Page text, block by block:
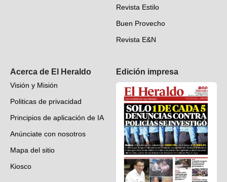
Revista Estilo
Buen Provecho
Revista E&N
Acerca de El Heraldo
Visión y Misión
Politicas de privacidad
Principios de aplicación de IA
Anúnciate con nosotros
Mapa del sitio
Kiosco
Edición impresa